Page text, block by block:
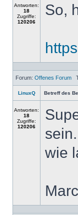
Antworten:
18
Zugriffe:
120206
So,
Forum: Offenes Forum
LinuxQ Betreff des
Antworten:
18
Zugriffe:
120206
wie